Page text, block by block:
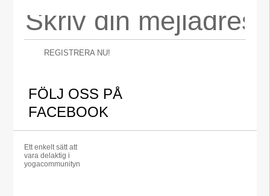
REGISTRERA NU!
FÖLJ OSS PÅ
FACEBOOK
Ett enkelt sätt att
vara delaktig i
yogacommunityn